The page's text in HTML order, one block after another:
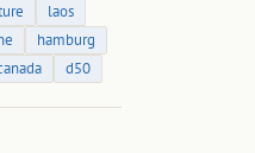
laos
hamburg
d50